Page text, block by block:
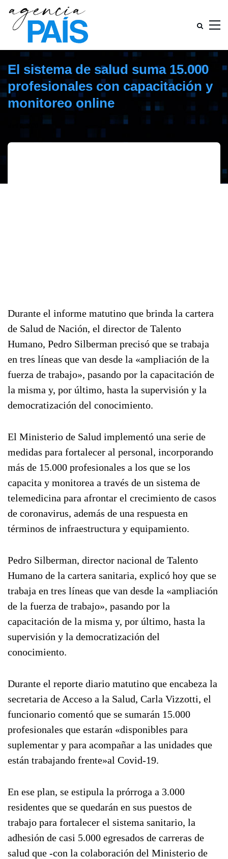
El sistema de salud suma 15.000
profesionales con capacitación y
monitoreo online
Durante el informe matutino que brinda la cartera
de Salud de Nación, el director de Talento
Humano, Pedro Silberman precisó que se trabaja
en tres líneas que van desde la «ampliación de la
fuerza de trabajo», pasando por la capacitación de
la misma y, por último, hasta la supervisión y la
democratización del conocimiento.
El Ministerio de Salud implementó una serie de
medidas para fortalecer al personal, incorporando
más de 15.000 profesionales a los que se los
capacita y monitorea a través de un sistema de
telemedicina para afrontar el crecimiento de casos
de coronavirus, además de una respuesta en
términos de infraestructura y equipamiento.
Pedro Silberman, director nacional de Talento
Humano de la cartera sanitaria, explicó hoy que se
trabaja en tres líneas que van desde la «ampliación
de la fuerza de trabajo», pasando por la
capacitación de la misma y, por último, hasta la
supervisión y la democratización del
conocimiento.
Durante el reporte diario matutino que encabeza la
secretaria de Acceso a la Salud, Carla Vizzotti, el
funcionario comentó que se sumarán 15.000
profesionales que estarán «disponibles para
suplementar y para acompañar a las unidades que
están trabajando frente»al Covid-19.
En ese plan, se estipula la prórroga a 3.000
residentes que se quedarán en sus puestos de
trabajo para fortalecer el sistema sanitario, la
adhesión de casi 5.000 egresados de carreras de
salud que -con la colaboración del Ministerio de